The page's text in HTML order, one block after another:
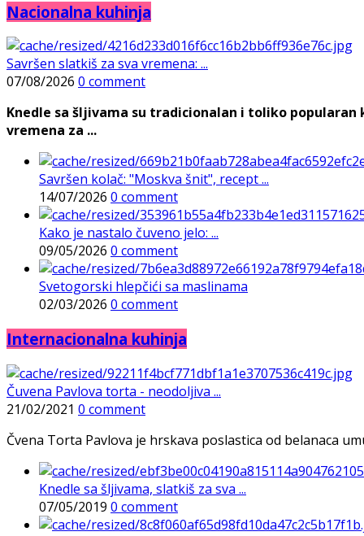
Nacionalna kuhinja
Savršen slatkiš za sva vremena: ...
07/08/2026 0 comment
Knedle sa šljivama su tradicionalan i toliko
vremena za ...
Savršen kolač: "Moskva šnit", recept ...
14/07/2026 0 comment
Kako je nastalo čuveno jelo: ...
09/05/2026 0 comment
Svetogorski hlepčići sa maslinama
02/03/2026 0 comment
Internacionalna kuhinja
Čuvena Pavlova torta - neodoljiva ...
21/02/2021 0 comment
Čvena Torta Pavlova je hrskava poslastica od belanaca
Knedle sa šljivama, slatkiš za sva ...
07/05/2019 0 comment